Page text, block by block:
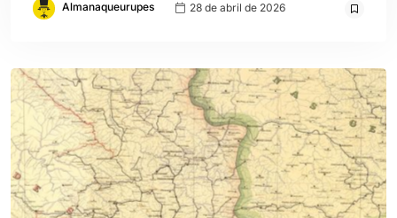
Almanaqueurupes 28 de abril de 2026